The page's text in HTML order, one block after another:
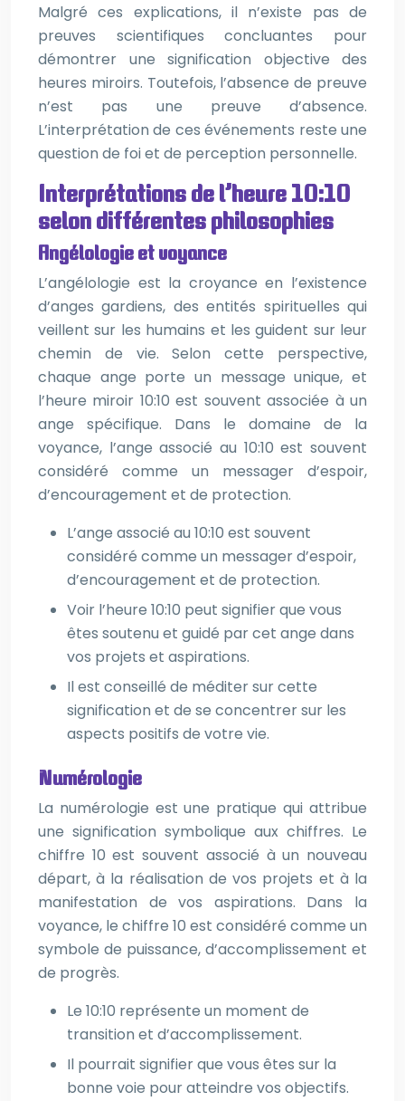
Malgré ces explications, il n’existe pas de
preuves scientifiques concluantes pour
démontrer une signification objective des
heures miroirs. Toutefois, l’absence de preuve
n’est pas une preuve d’absence.
L’interprétation de ces événements reste une
question de foi et de perception personnelle.
Interprétations de l’heure 10:10
selon différentes philosophies
Angélologie et voyance
L’angélologie est la croyance en l’existence
d’anges gardiens, des entités spirituelles qui
veillent sur les humains et les guident sur leur
chemin de vie. Selon cette perspective,
chaque ange porte un message unique, et
l’heure miroir 10:10 est souvent associée à un
ange spécifique. Dans le domaine de la
voyance, l’ange associé au 10:10 est souvent
considéré comme un messager d’espoir,
d’encouragement et de protection.
L’ange associé au 10:10 est souvent
considéré comme un messager d’espoir,
d’encouragement et de protection.
Voir l’heure 10:10 peut signifier que vous
êtes soutenu et guidé par cet ange dans
vos projets et aspirations.
Il est conseillé de méditer sur cette
signification et de se concentrer sur les
aspects positifs de votre vie.
Numérologie
La numérologie est une pratique qui attribue
une signification symbolique aux chiffres. Le
chiffre 10 est souvent associé à un nouveau
départ, à la réalisation de vos projets et à la
manifestation de vos aspirations. Dans la
voyance, le chiffre 10 est considéré comme un
symbole de puissance, d’accomplissement et
de progrès.
Le 10:10 représente un moment de
transition et d’accomplissement.
Il pourrait signifier que vous êtes sur la
bonne voie pour atteindre vos objectifs.